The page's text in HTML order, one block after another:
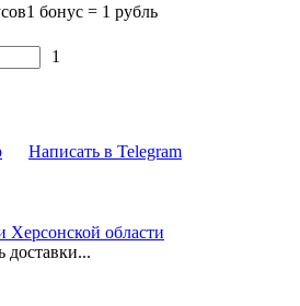
1 бонус = 1 рубль
1
Написать в Telegram
Херсонской области
доставки...